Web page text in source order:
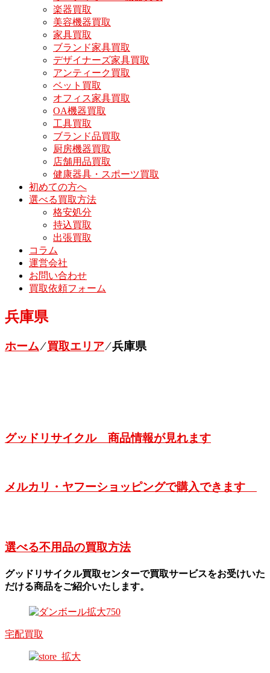
楽器買取
美容機器買取
家具買取
ブランド家具買取
デザイナーズ家具買取
アンティーク買取
ベット買取
オフィス家具買取
OA機器買取
工具買取
ブランド品買取
厨房機器買取
店舗用品買取
健康器具・スポーツ買取
初めての方へ
選べる買取方法
格安処分
持込買取
出張買取
コラム
運営会社
お問い合わせ
買取依頼フォーム
兵庫県
ホーム⁄買取エリア⁄兵庫県
グッドリサイクル 商品情報が見れます
メルカリ・ヤフーショッピングで購入できます
選べる不用品の買取方法
グッドリサイクル買取センターで買取サービスをお受けいた
だける商品をご紹介いたします。
宅配買取